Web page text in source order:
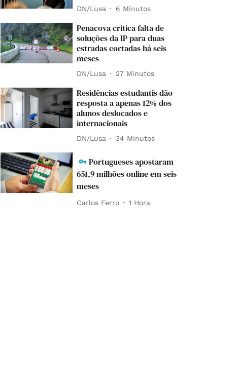
DN/Lusa 6 Minutos
Penacova critica falta de
soluções da IP para duas
estradas cortadas há seis
meses
DN/Lusa 27 Minutos
Residências estudantis dão
resposta a apenas 12% dos
alunos deslocados e
internacionais
DN/Lusa 34 Minutos
Portugueses apostaram
651,9 milhões online em seis
meses
Carlos Ferro 1 Hora